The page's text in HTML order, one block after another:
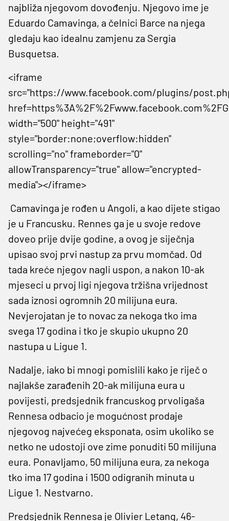
najbliža njegovom dovođenju. Njegovo ime je
Eduardo Camavinga, a čelnici Barce na njega
gledaju kao idealnu zamjenu za Sergia
Busquetsa.
<iframe
src="https://www.facebook.com/plugins/
width="500" height="491"
style="border:none;overflow:hidden"
scrolling="no" frameborder="0"
allowTransparency="true" allow="encrypted-
media"></iframe>
Camavinga je rođen u Angoli, a kao dijete stigao
je u Francusku. Rennes ga je u svoje redove
doveo prije dvije godine, a ovog je siječnja
upisao svoj prvi nastup za prvu momčad. Od
tada kreće njegov nagli uspon, a nakon 10-ak
mjeseci u prvoj ligi njegova tržišna vrijednost
sada iznosi ogromnih 20 milijuna eura.
Nevjerojatan je to novac za nekoga tko ima
svega 17 godina i tko je skupio ukupno 20
nastupa u Ligue 1.
Nadalje, iako bi mnogi pomislili kako je riječ o
najlakše zarađenih 20-ak milijuna eura u
povijesti, predsjednik francuskog prvoligaša
Rennesa odbacio je mogućnost prodaje
njegovog najvećeg eksponata, osim ukoliko se
netko ne udostoji ove zime ponuditi 50 milijuna
eura. Ponavljamo, 50 milijuna eura, za nekoga
tko ima 17 godina i 1500 odigranih minuta u
Ligue 1. Nestvarno.
Predsjednik Rennesa je Olivier Letang, 46-